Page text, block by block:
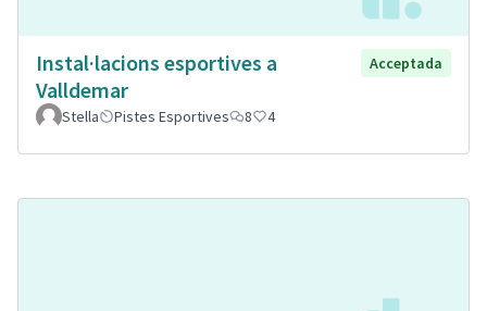
Instal·lacions esportives a
Valldemar
Acceptada
Stella Pistes Esportives 8 4